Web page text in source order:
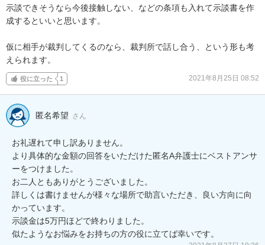
示談できそうなら今後接触しない、などの条項も入れて示談書を作
成するといいと思います。
仮に相手が裁判してくるのなら、裁判所で話し合う、という形も考
えられます。
役に立った 1 2021年8月25日 08:52
匿名希望 さん
お礼遅れて申し訳ありません。
より具体的な金額の回答をいただけた匿名A弁護士にベストアンサ
ーをつけました。
お二人ともありがとうございました。
詳しくは書けませんが様々な場所で助言いただき、良い方向に向
かっています。
示談金は5万円ほどで終わりました。
似たようなお悩みをお持ちの方の役に立てば幸いです。